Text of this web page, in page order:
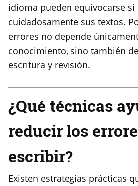
idioma pueden equivocarse si
cuidadosamente sus textos.
errores no depende
conocimiento, sino también
escritura y revisión.
¿Qué técnicas
reducir los
escribir?
Existen estrategias prácticas